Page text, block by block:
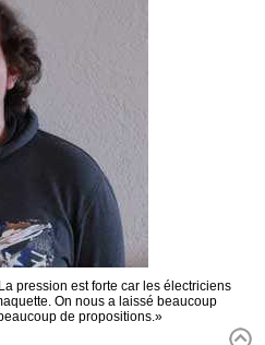
pression est forte car les électriciens
On nous a laissé beaucoup
de propositions.»